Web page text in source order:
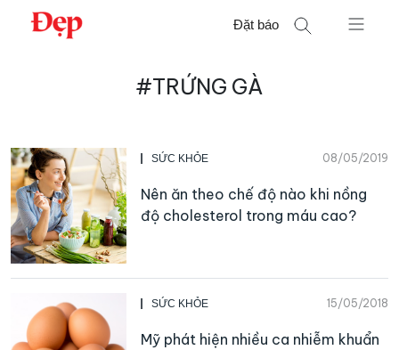
Chuyển
Đặt báo
#TRỨNG GÀ
SỨC KHỎE 08/05/2019
Nên ăn theo chế độ nào khi nồng
độ cholesterol trong máu cao?
SỨC KHỎE 15/05/2018
Mỹ phát hiện nhiều ca nhiễm khuẩn